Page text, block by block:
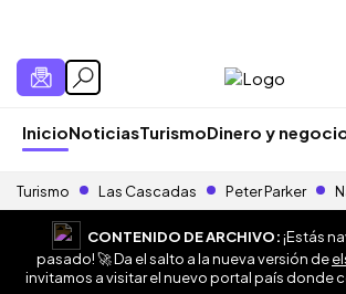
InicioNoticiasTurismoDinero y
Turismo Las Cascadas Peter Parker
CONTENIDO DE ARCHIVO:¡Estás
pasado! 🚀 Da el salto a la nueva versión de
invitamos a visitar el nuevo portal país donde